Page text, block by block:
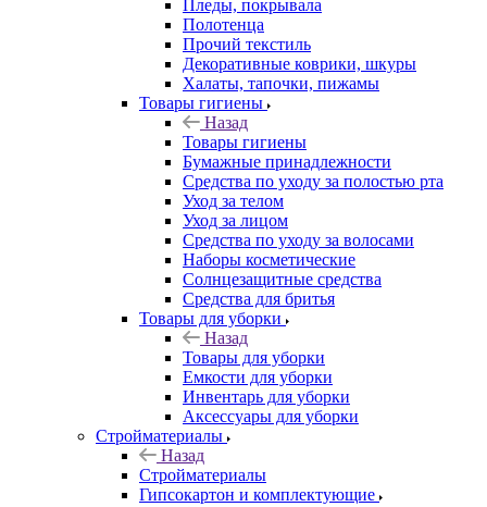
Пледы, покрывала
Полотенца
Прочий текстиль
Декоративные коврики, шкуры
Халаты, тапочки, пижамы
Товары гигиены
Назад
Товары гигиены
Бумажные принадлежности
Средства по уходу за полостью рта
Уход за телом
Уход за лицом
Средства по уходу за волосами
Наборы косметические
Солнцезащитные средства
Средства для бритья
Товары для уборки
Назад
Товары для уборки
Емкости для уборки
Инвентарь для уборки
Аксессуары для уборки
Стройматериалы
Назад
Стройматериалы
Гипсокартон и комплектующие